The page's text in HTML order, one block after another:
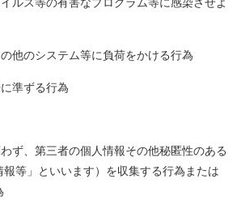
他のシステム等に負荷をかける行為
準ずる行為
ず、第三者の個人情報その他秘匿性のある
等」といいます）を収集する行為または